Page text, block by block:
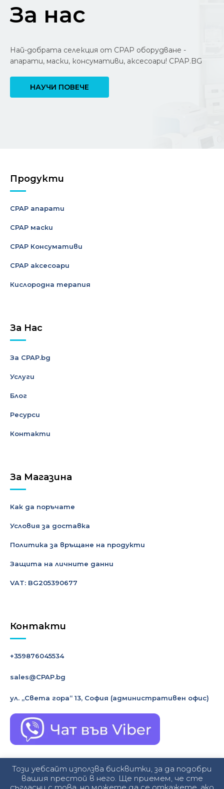
За нас
Най-добрата селекция от CPAP оборудване -
апарати, маски, консумативи, аксесоари! CPAP.BG
НАУЧИ ПОВЕЧЕ
Продукти
CPAP апарати
CPAP маски
CPAP Консумативи
CPAP аксесоари
Кислородна терапия
За Нас
За CPAP.bg
Услуги
Блог
Ресурси
Контакти
За Магазина
Как да поръчате
Условия за доставка
Политика за връщане на продукти
Защита на личните данни
VAT: BG205390677
Контакти
+359876045534
sales@CPAP.bg
ул. „Света гора“ 13, София (административен офис)
Този уебсайт използва бисквитки, за да подобри
вашия престой в него. Ще приемем, че сте